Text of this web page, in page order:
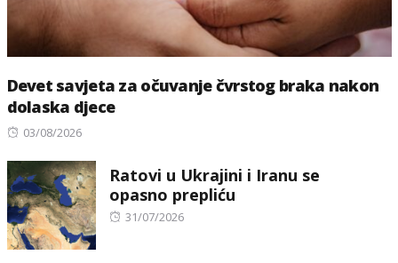
Devet savjeta za očuvanje čvrstog braka nakon
dolaska djece
Posted
03/08/2026
Ratovi u Ukrajini i Iranu se
opasno prepliću
Posted
31/07/2026